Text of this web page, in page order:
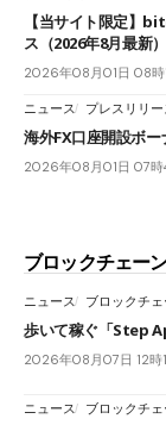
【当サイト限定】
ス（2026年8月最新）
2026年08月01日 08時
ニュース プレスリリー
海外FX口座開設ボ
2026年08月01日 07
ブロックチェー
ニュース ブロックチ
歩いて稼ぐ「Step
2026年08月07日 12時
ニュース ブロックチ